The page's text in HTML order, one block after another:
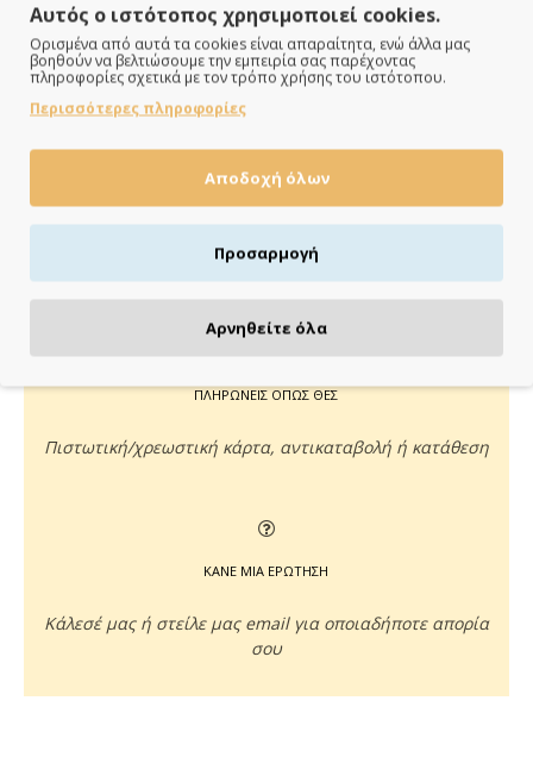
με Box Now στην Πόρτα σου
ΠΑΡΑΔΙΔΟΥΜΕ ΓΡΗΓΟΡΑ
Άμεση αποστολή της παραγγελίας σου σε 1 - 2 εργάσιμες
ΠΛΗΡΩΝΕΙΣ ΟΠΩΣ ΘΕΣ
Πιστωτική/χρεωστική κάρτα, αντικαταβολή ή κατάθεση
ΚΑΝΕ ΜΙΑ ΕΡΩΤΗΣΗ
Κάλεσέ μας ή στείλε μας email για οποιαδήποτε απορία
σου
Αυτός ο ιστότοπος χρησιμοποιεί cookies.
Ορισμένα από αυτά τα cookies είναι απαραίτητα, ενώ άλλα μας
βοηθούν να βελτιώσουμε την εμπειρία σας παρέχοντας
πληροφορίες σχετικά με τον τρόπο χρήσης του ιστότοπου.
Περισσότερες πληροφορίες
Αποδοχή όλων
Προσαρμογή
Αρνηθείτε όλα